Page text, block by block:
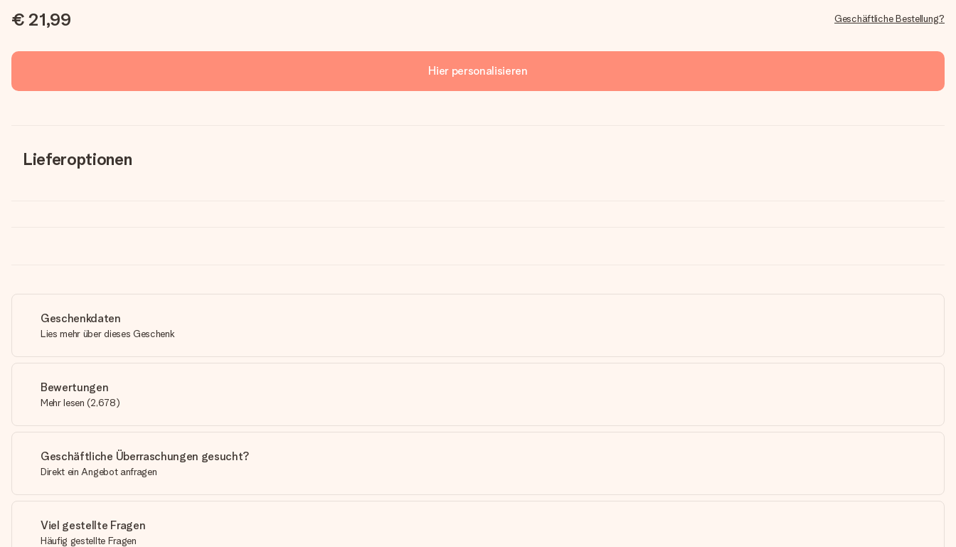
€ 21,99 Geschäftliche Bestellung?
Hier personalisieren
Lieferoptionen
Geschenkdaten
Lies mehr über dieses Geschenk
Bewertungen
Mehr lesen (2,678)
Geschäftliche Überraschungen gesucht?
Direkt ein Angebot anfragen
Viel gestellte Fragen
Häufig gestellte Fragen